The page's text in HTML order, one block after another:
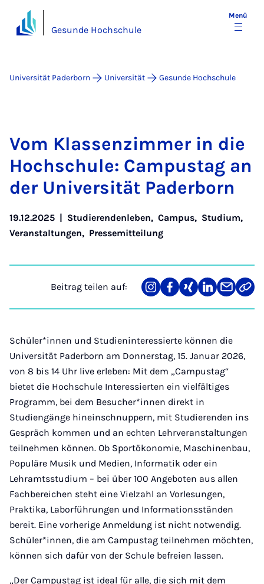
Gesunde Hochschule
Menü
Universität Paderborn Universität Gesunde Hochschule
Vom Klas­sen­zim­mer in die
Hoch­schu­le: Cam­pus­tag an
der Uni­ver­si­tät Pa­der­born
19.12.2025 | Studierendenleben, Campus, Studium,
Veranstaltungen, Pressemitteilung
Beitrag teilen auf:
Teilen
auf
Teilen
auf
Teilen
auf
Teilen
auf
Teilen
über
Mail
Link
Schüler*innen und Studieninteressierte können die
Universität Paderborn am Donnerstag, 15. Januar 2026,
von 8 bis 14 Uhr live erleben: Mit dem „Campustag“
bietet die Hochschule Interessierten ein vielfältiges
Programm, bei dem Besucher*innen direkt in
Studiengänge hineinschnuppern, mit Studierenden ins
Gespräch kommen und an echten Lehrveranstaltungen
teilnehmen können. Ob Sportökonomie, Maschinenbau,
Populäre Musik und Medien, Informatik oder ein
Lehramtsstudium – bei über 100 Angeboten aus allen
Fachbereichen steht eine Vielzahl an Vorlesungen,
Praktika, Laborführungen und Informationsständen
bereit. Eine vorherige Anmeldung ist nicht notwendig.
Schüler*innen, die am Campustag teilnehmen möchten,
können sich dafür von der Schule befreien lassen.
„Der Campustag ist ideal für alle, die sich mit dem